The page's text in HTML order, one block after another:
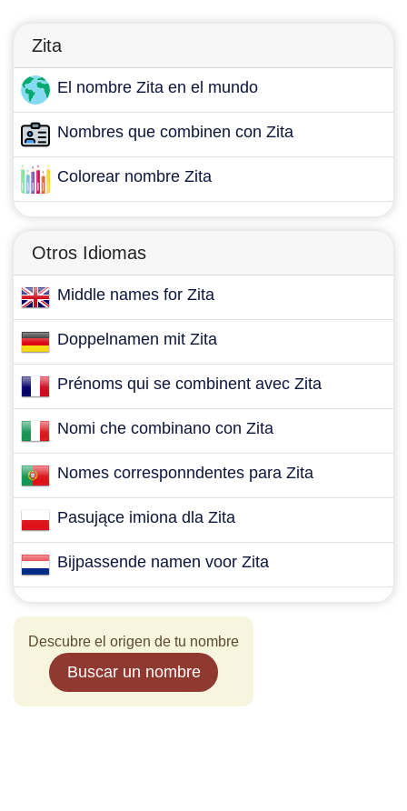
Zita
El nombre Zita en el mundo
Nombres que combinen con Zita
Colorear nombre Zita
Otros Idiomas
Middle names for Zita
Doppelnamen mit Zita
Prénoms qui se combinent avec Zita
Nomi che combinano con Zita
Nomes corresponndentes para Zita
Pasujące imiona dla Zita
Bijpassende namen voor Zita
Descubre el origen de tu nombre
Buscar un nombre